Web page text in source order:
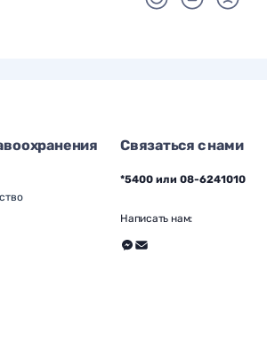
Связаться с нами
*5400 или 08-6241010
Написать нам: